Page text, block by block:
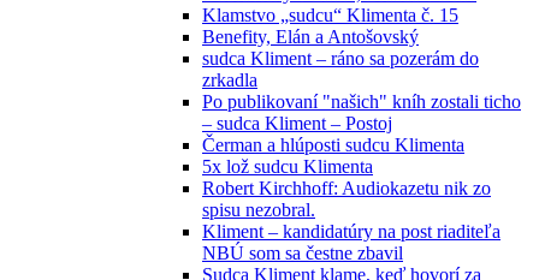
Klamstvo „sudcu“ Klimenta č. 15
Benefity, Elán a Antošovský
sudca Kliment – ráno sa pozerám do
zrkadla
Po publikovaní "našich" kníh zostali ticho
– sudca Kliment – Postoj
Čerman a hlúposti sudcu Klimenta
5x lož sudcu Klimenta
Robert Kirchhoff: Audiokazetu nik zo
spisu nezobral.
Kliment – kandidatúry na post riaditeľa
NBÚ som sa čestne zbavil
Sudca Kliment klame, keď hovorí za